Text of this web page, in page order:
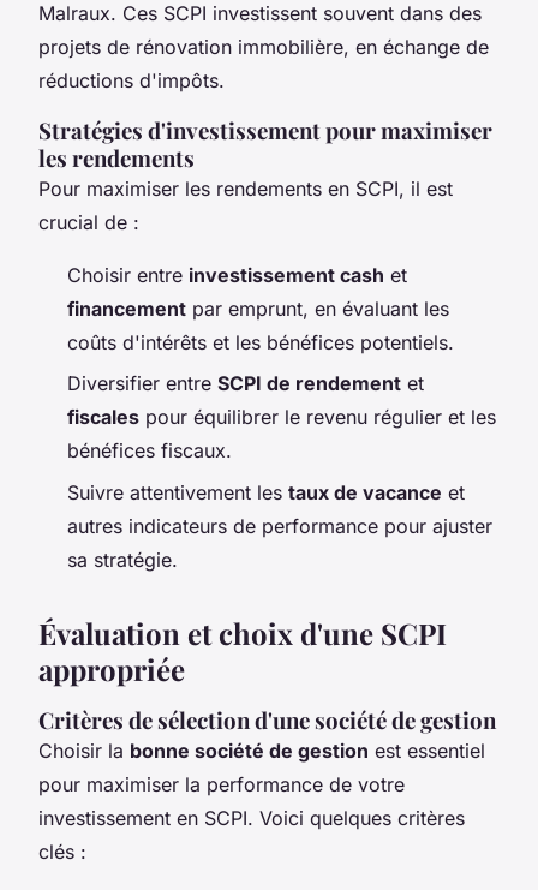
Malraux. Ces SCPI investissent souvent dans des
projets de rénovation immobilière, en échange de
réductions d'impôts.
Stratégies d'investissement pour maximiser
les rendements
Pour maximiser les rendements en SCPI, il est
crucial de :
Choisir entre investissement cash et
financement par emprunt, en évaluant les
coûts d'intérêts et les bénéfices potentiels.
Diversifier entre SCPI de rendement et
fiscales pour équilibrer le revenu régulier et les
bénéfices fiscaux.
Suivre attentivement les taux de vacance et
autres indicateurs de performance pour ajuster
sa stratégie.
Évaluation et choix d'une SCPI
appropriée
Critères de sélection d'une société de gestion
Choisir la bonne société de gestion est essentiel
pour maximiser la performance de votre
investissement en SCPI. Voici quelques critères
clés :